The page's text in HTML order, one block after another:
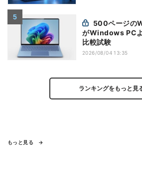
がWindows PC
比較試験
2026/08/04 13:35
ランキングをもっと見
もっと見る